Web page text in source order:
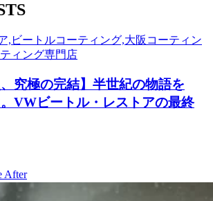
、究極の完結】半世紀の物語を
。VWビートル・レストアの最終
After